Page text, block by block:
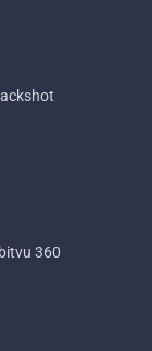
360